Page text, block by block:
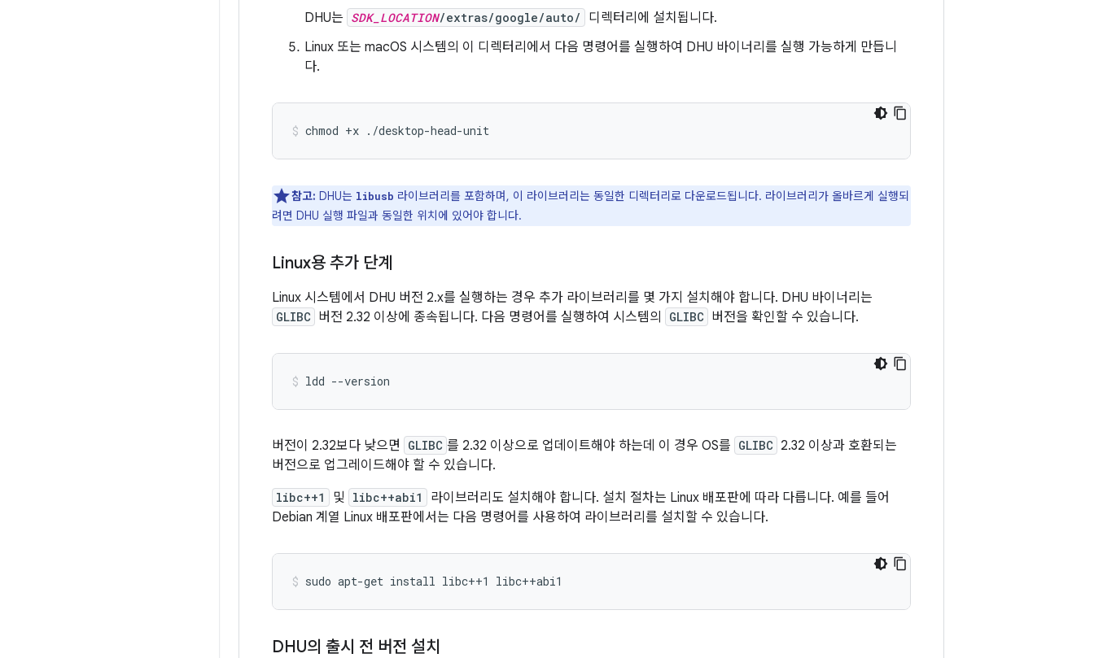
DHU는 SDK_LOCATION/extras/google/auto/
디렉터리에 설치됩니다.
Linux 또는 macOS 시스템의 이 디렉터리에서 다음 명령어를 실행하여 DHU 바이너리를 실행 가능하게 만듭니
다.
chmod +x ./desktop-head-unit
참고: DHU는 libusb 라이브러리를 포함하며, 이 라이브러리는 동일한 디렉터리로 다운로드됩니다. 라이브러리가 올바르게 실행되
려면 DHU 실행 파일과 동일한 위치에 있어야 합니다.
Linux용 추가 단계
Linux 시스템에서 DHU 버전 2.x를 실행하는 경우 추가 라이브러리를 몇 가지 설치해야 합니다. DHU 바이너리는
GLIBC 버전 2.32 이상에 종속됩니다. 다음 명령어를 실행하여 시스템의 GLIBC 버전을 확인할 수 있습니다.
ldd --version
버전이 2.32보다 낮으면 GLIBC 를 2.32 이상으로 업데이트해야 하는데 이 경우 OS를 GLIBC 2.32 이상과 호환되는
버전으로 업그레이드해야 할 수 있습니다.
libc++1 및 libc++abi1
라이브러리도 설치해야 합니다. 설치 절차는 Linux 배포판에 따라 다릅니다. 예를 들어
Debian 계열 Linux 배포판에서는 다음 명령어를 사용하여 라이브러리를 설치할 수 있습니다.
sudo apt-get install libc++1 libc++abi1
DHU의 출시 전 버전 설치